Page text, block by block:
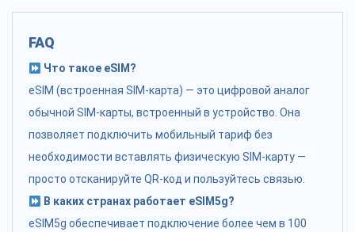
FAQ
Что такое eSIM?
eSIM (встроенная SIM-карта) — это цифровой аналог
обычной SIM-карты, встроенный в устройство. Она
позволяет подключить мобильный тариф без
необходимости вставлять физическую SIM-карту —
просто отсканируйте QR-код и пользуйтесь связью.
В каких странах работает eSIM5g?
eSIM5g обеспечивает подключение более чем в 100